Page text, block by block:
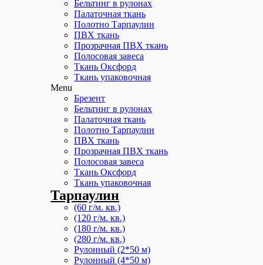
Бельтинг в рулонах
Палаточная ткань
Полотно Тарпаулин
ПВХ ткань
Прозрачная ПВХ ткань
Полосовая завеса
Ткань Оксфорд
Ткань упаковочная
Menu
Брезент
Бельтинг в рулонах
Палаточная ткань
Полотно Тарпаулин
ПВХ ткань
Прозрачная ПВХ ткань
Полосовая завеса
Ткань Оксфорд
Ткань упаковочная
Тарпаулин
(60 г/м. кв.)
(120 г/м. кв.)
(180 г/м. кв.)
(280 г/м. кв.)
Рулонный (2*50 м)
Рулонный (4*50 м)